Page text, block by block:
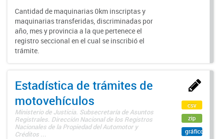
Cantidad de maquinarias 0km inscriptas y
maquinarias transferidas, discriminadas por
año, mes y provincia a la que pertenece el
registro seccional en el cual se inscribió el
trámite.
Estadística de trámites de
motovehículos
Ministerio de Justicia. Subsecretaría de Asuntos
Registrales. Dirección Nacional de los Registros
Nacionales de la Propiedad del Automotor y
Créditos ...
csv
zip
gráfico